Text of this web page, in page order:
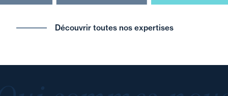
Découvrir toutes nos expertises